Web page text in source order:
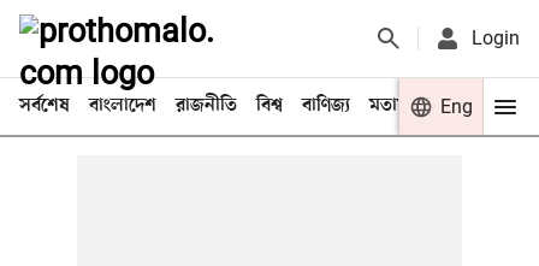
Login
সর্বশেষ বাংলাদেশ রাজনীতি বিশ্ব বাণিজ্য মতামত খেলা
Eng